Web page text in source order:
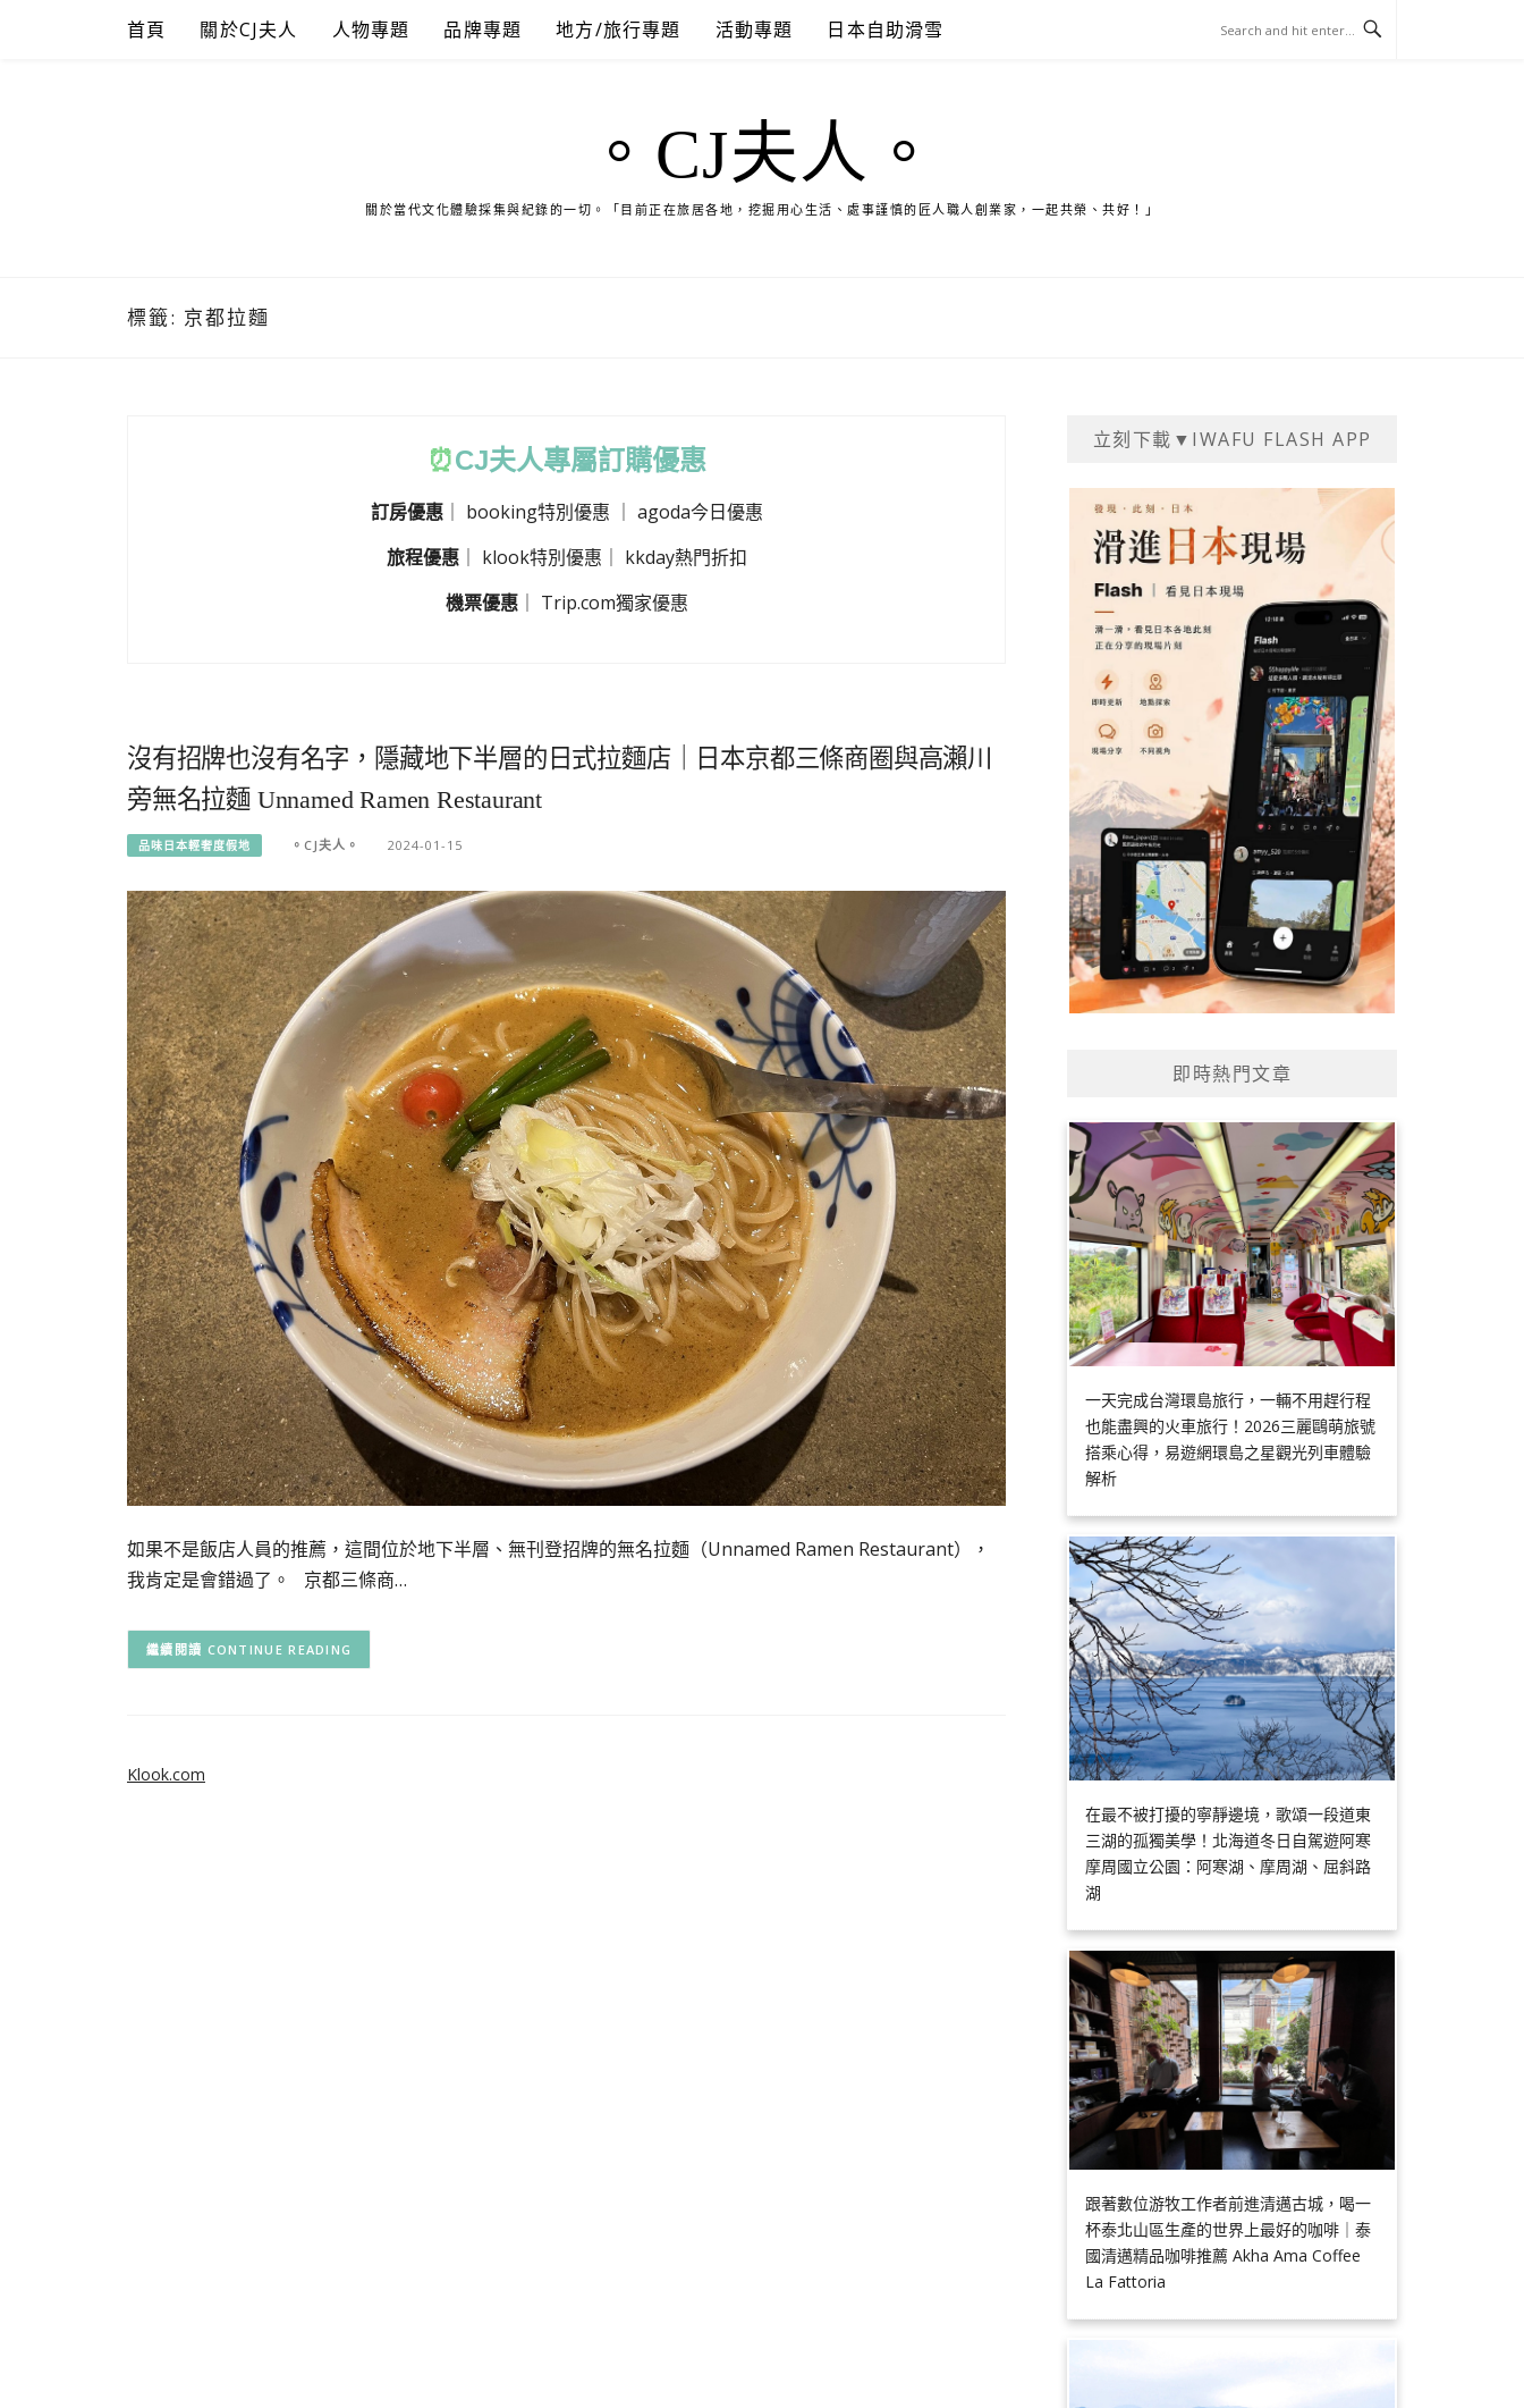
首頁 關於CJ夫人 人物專題 品牌專題 地方/旅行專題 活動專題 日本自助滑雪
。CJ夫人。
關於當代文化體驗採集與紀錄的一切。「目前正在旅居各地，挖掘用心生活、處事謹慎的匠人職人創業家，一起共榮、共好！」
標籤: 京都拉麵
⏰CJ夫人專屬訂購優惠
訂房優惠｜ booking特別優惠
agoda今日優惠
旅程優惠｜ klook特別優惠
kkday熱門折扣
機票優惠｜ Trip.com獨家優惠
沒有招牌也沒有名字，隱藏地下半層的日式拉麵店｜日本京都三條商圈與高瀨川
旁無名拉麵 Unnamed Ramen Restaurant
品味日本輕奢度假地 。CJ夫人。 2024-01-15
如果不是飯店人員的推薦，這間位於地下半層、無刊登招牌的無名拉麵（Unnamed Ramen Restaurant），
我肯定是會錯過了。 京都三條商…
CONTINUE READING
立刻下載▼IWAFU FLASH APP
即時熱門文章
一天完成台灣環島旅行，一輛不用趕行程
也能盡興的火車旅行！2026三麗鷗萌旅號
搭乘心得，易遊網環島之星觀光列車體驗
解析
在最不被打擾的寧靜邊境，歌頌一段道東
三湖的孤獨美學！北海道冬日自駕遊阿寒
摩周國立公園：阿寒湖、摩周湖、屈斜路
湖
跟著數位游牧工作者前進清邁古城，喝一
杯泰北山區生產的世界上最好的咖啡｜泰
國清邁精品咖啡推薦 Akha Ama Coffee
La Fattoria
Klook.com